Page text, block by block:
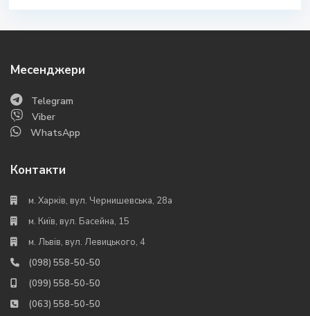
Месенджери
Telegram
Viber
WhatsApp
Контакти
м. Харків, вул. Чернишевська, 28а
м. Київ, вул. Басейна, 15
м. Львів, вул. Левицького, 4
(098) 558-50-50
(099) 558-50-50
(063) 558-50-50